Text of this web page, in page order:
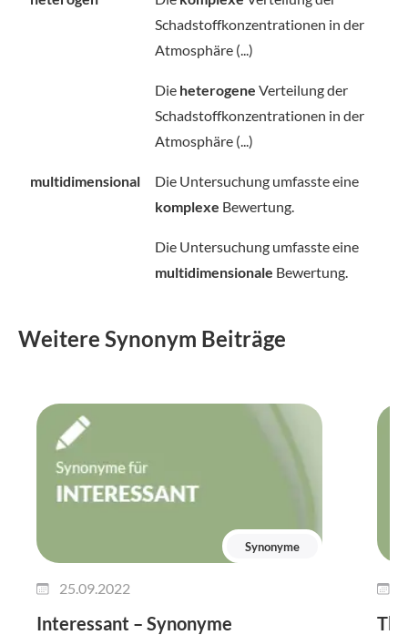
Schadstoffkonzentrationen in der
Atmosphäre (...)
Die heterogene Verteilung der
Schadstoffkonzentrationen in der
Atmosphäre (...)
multidimensional
Die Untersuchung umfasste eine
komplexe Bewertung.
Die Untersuchung umfasste eine
multidimensionale Bewertung.
Weitere Synonym Beiträge
Synonyme
25.09.2022
Interessant – Synonyme